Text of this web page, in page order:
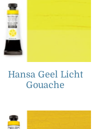
Hansa Geel Licht
Gouache